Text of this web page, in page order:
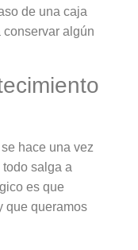
de una caja
algún
hace una vez
salga a
es que
que queramos